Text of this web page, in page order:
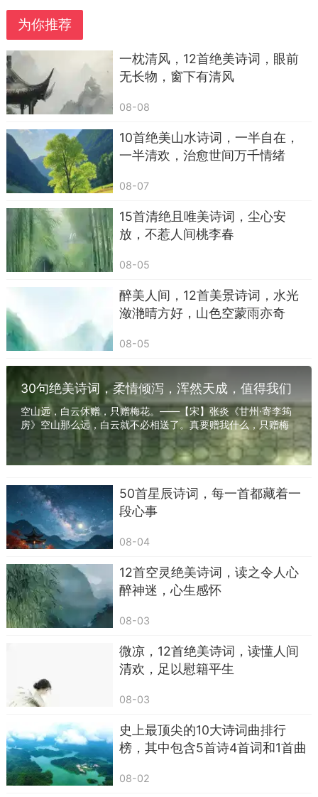
年华供转徙，眼界得清新。
试问西山雨，何如湘水春。
悠然一长啸，妙绝两无伦。
—宋·朱熹《观西山怀岳麓以为莫能相上下也聊
赋此云》
作为集诸儒之大成者，朱熹平生最为羡慕的生
活，也是在山水自然中获得自由。
郎朗清风，皎皎明月，一直是我此生所求。在
江湖中从流飘荡，远离庙堂之高，才能无拘无束。
这些年时光如水飞逝，我也在尘世中东奔西
走，见过更高的山，更美的水，眼界愈发开阔明
朗。
试问这西山前的濛濛烟雨，与一江春水向东流
的浩荡湘江相比，又该如何呢？我笑而不语，只是
朱熹曾于1167年访问湖湘学派集大成者张栻，
二人在岳麓书院和城南书院讲学研讨，历时两个
月，乃当时一大盛事。
“试问西山雨，何如湘水春”表面上看在计较两
中亦暗提此事。
但朱熹兼收并蓄，求同存异，认为各具千秋，
并无高下之别。这种治学态度，足以彰显朱熹人格
上的独立自由。
而这正是《中庸》所提倡的，“万物并育而不相
害，道并行而不相悖”，学术争鸣才有万紫千红总是
所以再来读首句的“风月平生意，江湖自在
身”，就不只是流于表层的寄情山水，而是真正的接
的无拘无束。
而这对今人最大的启示就是不再盲目追求他人
与外界认可，就是自由的开始。
为你推荐
一枕清风，12首绝美诗词，眼前
无长物，窗下有清风
08-08
10首绝美山水诗词，一半自在，
一半清欢，治愈世间万千情绪
08-07
15首清绝且唯美诗词，尘心安
放，不惹人间桃李春
08-05
醉美人间，12首美景诗词，水光
潋滟晴方好，山色空蒙雨亦奇
08-05
30句绝美诗词，柔情倾泻，浑然天成，值得我们
收藏品读
空山远，白云休赠，只赠梅花。——【宋】张炎《甘州·寄李筠
房》空山那么远，白云就不必相送了。真要赠我什么，只赠梅
花就够了。白云太泛，梅花太定；一个是什么...
50首星辰诗词，每一首都藏着一
段心事
08-04
12首空灵绝美诗词，读之令人心
醉神迷，心生感怀
08-03
微凉，12首绝美诗词，读懂人间
清欢，足以慰籍平生
08-03
史上最顶尖的10大诗词曲排行
榜，其中包含5首诗4首词和1首曲
08-02